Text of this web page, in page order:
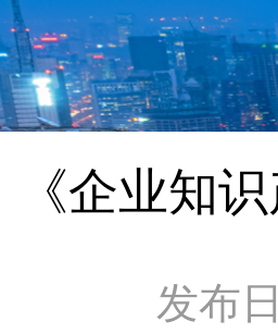
《企业知
发布